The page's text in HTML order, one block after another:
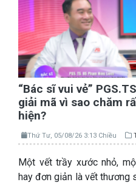
“Bác sĩ vui vẻ”
giải mã vì sao chăm
hiện?
Thứ Tư, 05/08/26 3:13 Chiều
Một vết trầy xước nhỏ,
hay đơn giản là vết thương